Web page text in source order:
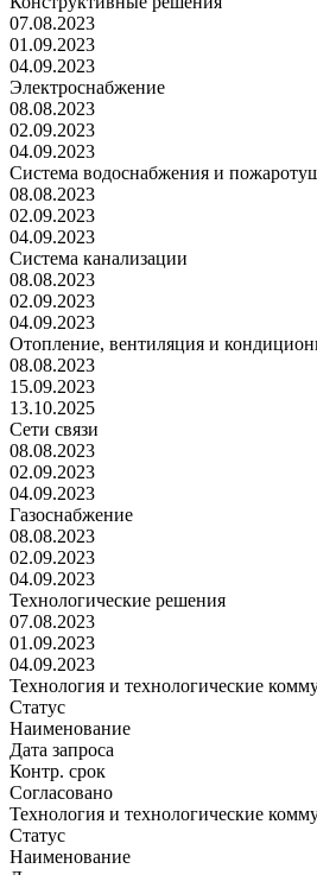
07.08.2023
01.09.2023
04.09.2023
Электроснабжение
08.08.2023
02.09.2023
04.09.2023
Система водоснабжения и
08.08.2023
02.09.2023
04.09.2023
Система канализации
08.08.2023
02.09.2023
04.09.2023
Отопление, вентиляция и
08.08.2023
15.09.2023
13.10.2025
Сети связи
08.08.2023
02.09.2023
04.09.2023
Газоснабжение
08.08.2023
02.09.2023
04.09.2023
Технологические решения
07.08.2023
01.09.2023
04.09.2023
Технология и технологические
Статус
Наименование
Дата запроса
Контр. срок
Согласовано
Технология и технологические
Статус
Наименование